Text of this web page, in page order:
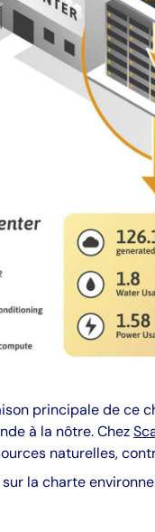
principale de ce
à la nôtre. Chez
naturelles,
la charte